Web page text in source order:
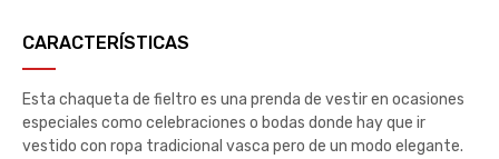
CARACTERÍSTICAS
Esta chaqueta de fieltro es una prenda de vestir en ocasiones
especiales como celebraciones o bodas donde hay que ir
vestido con ropa tradicional vasca pero de un modo elegante.